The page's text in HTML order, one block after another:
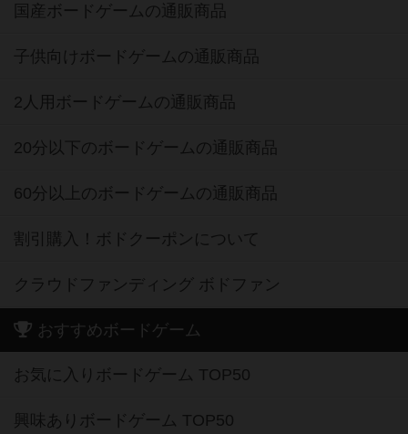
国産ボードゲームの通販商品
子供向けボードゲームの通販商品
2人用ボードゲームの通販商品
20分以下のボードゲームの通販商品
60分以上のボードゲームの通販商品
割引購入！ボドクーポンについて
クラウドファンディング ボドファン
おすすめボードゲーム
お気に入りボードゲーム TOP50
興味ありボードゲーム TOP50